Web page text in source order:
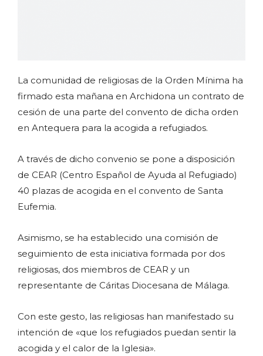
La comunidad de religiosas de la Orden Mínima ha
firmado esta mañana en Archidona un contrato de
cesión de una parte del convento de dicha orden
en Antequera para la acogida a refugiados.
A través de dicho convenio se pone a disposición
de CEAR (Centro Español de Ayuda al Refugiado)
40 plazas de acogida en el convento de Santa
Eufemia.
Asimismo, se ha establecido una comisión de
seguimiento de esta iniciativa formada por dos
religiosas, dos miembros de CEAR y un
representante de Cáritas Diocesana de Málaga.
Con este gesto, las religiosas han manifestado su
intención de «que los refugiados puedan sentir la
acogida y el calor de la Iglesia».